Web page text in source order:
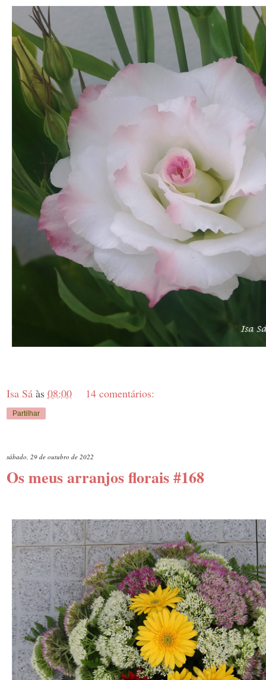
Isa Sá às 08:00 14 comentários:
Partilhar
sábado, 29 de outubro de 2022
Os meus arranjos florais #168